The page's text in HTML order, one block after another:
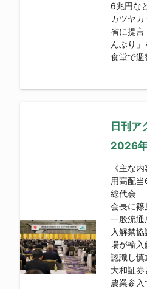
6兆円な
カツヤ
省に提
んぶり
食堂で
日刊
2026年
《主な
用高配
総代会
会長に
一般流通
入解禁
場が輸入
認識し
大和証
農業参